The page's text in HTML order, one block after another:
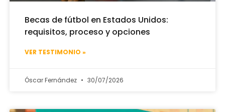
Becas de fútbol en Estados Unidos:
requisitos, proceso y opciones
VER TESTIMONIO »
Óscar Fernández 30/07/2026